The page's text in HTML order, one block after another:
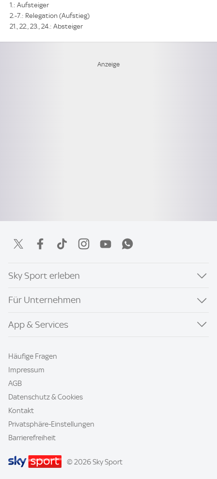
1.: Aufsteiger
2.-7.: Relegation (Aufstieg)
21., 22., 23., 24.: Absteiger
Sky Sport erleben
Für Unternehmen
App & Services
Häufige Fragen
Impressum
AGB
Datenschutz & Cookies
Kontakt
Privatsphäre-Einstellungen
Barrierefreiheit
© 2026 Sky Sport